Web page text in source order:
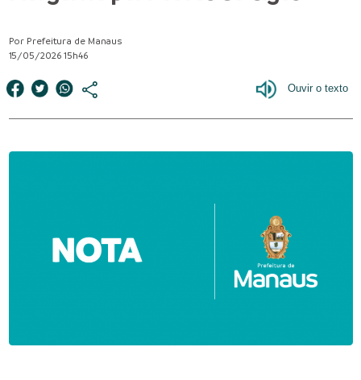
Por Prefeitura de Manaus
15/05/2026 15h46